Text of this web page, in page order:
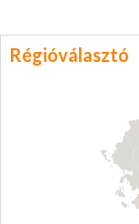
Régióválasztó